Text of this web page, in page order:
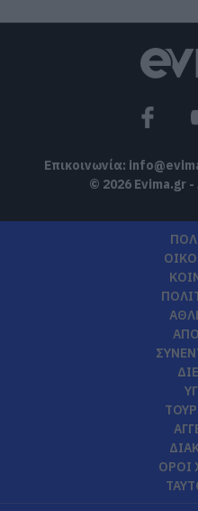
Επικοινωνία:
© 2026 Evima.gr
ΟΡΟΙ